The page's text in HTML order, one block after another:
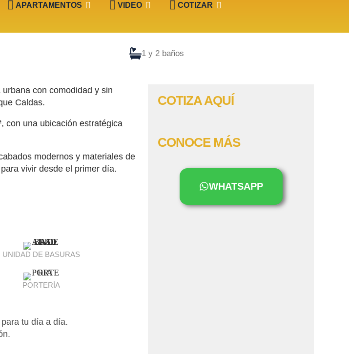
APARTAMENTOS VIDEO COTIZAR
1 y 2 baños
con comodidad y sin
Caldas.
, con una ubicación estratégica
modernos y materiales de
vivir desde el primer día.
UNIDAD DE BASURAS
PORTERÍA
tu día a día.
COTIZA AQUÍ
CONOCE MÁS
WHATSAPP